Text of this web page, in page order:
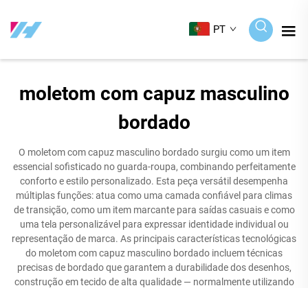
PT
moletom com capuz masculino
bordado
O moletom com capuz masculino bordado surgiu como um item
essencial sofisticado no guarda-roupa, combinando perfeitamente
conforto e estilo personalizado. Esta peça versátil desempenha
múltiplas funções: atua como uma camada confiável para climas
de transição, como um item marcante para saídas casuais e como
uma tela personalizável para expressar identidade individual ou
representação de marca. As principais características tecnológicas
do moletom com capuz masculino bordado incluem técnicas
precisas de bordado que garantem a durabilidade dos desenhos,
construção em tecido de alta qualidade — normalmente utilizando